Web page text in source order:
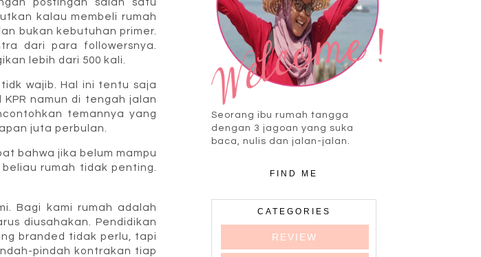
kalau membeli rumah
bukan kebutuhan primer.
dari para followersnya.
lebih dari 500 kali.
wajib. Hal ini tentu saja
namun di tengah jalan
temannya yang
juta perbulan.
bahwa jika belum mampu
rumah tidak penting.
Bagi kami rumah adalah
diusahakan. Pendidikan
branded tidak perlu, tapi
pindah kontrakan tiap
Seorang ibu rumah tangga
dengan 3 jagoan yang suka
baca, nulis dan jalan-jalan.
FIND ME
CATEGORIES
REVIEW